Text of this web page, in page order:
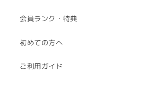
会員ランク・特典
初めての方へ
ご利用ガイド